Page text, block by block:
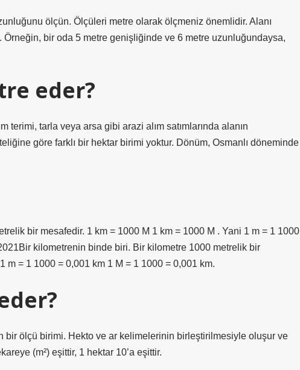
ölçün. Ölçüleri metre olarak ölçmeniz önemlidir. Alanı
Örneğin, bir oda 5 metre genişliğinde ve 6 metre uzunluğundaysa,
eder?
tarla veya arsa gibi arazi alım satımlarında alanın
göre farklı bir hektar birimi yoktur. Dönüm, Osmanlı döneminde
bir mesafedir. 1 km = 1000 M 1 km = 1000 M . Yani 1 m = 1 1000
kilometrenin binde biri. Bir kilometre 1000 metrelik bir
m = 1 1000 = 0,001 km 1 M = 1 1000 = 0,001 km.
bir ölçü birimi. Hekto ve ar kelimelerinin birleştirilmesiyle oluşur ve
(m²) eşittir, 1 hektar 10’a eşittir.